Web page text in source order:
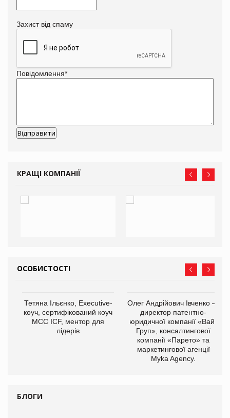
Захист від спаму
Повідомлення*
КРАЩІ КОМПАНІЇ
ОСОБИСТОСТІ
Тетяна Ільєнко, Executive-
коуч, сертифікований коуч
МСС ICF, ментор для
лідерів
Олег Андрійович Івченко —
директор патентно-
юридичної компанії «Вайз
Груп», консалтингової
компанії «Парето» та
маркетингової агенції
Myka Agency.
БЛОГИ